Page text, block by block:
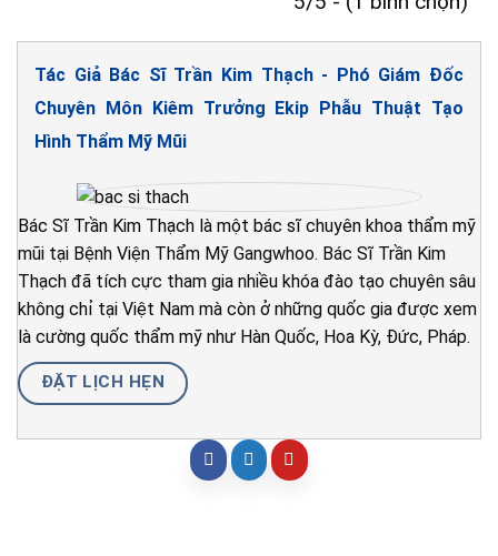
NHẬN TƯ VẤN MIỄN PHÍ
TỪ BÁC SĨ